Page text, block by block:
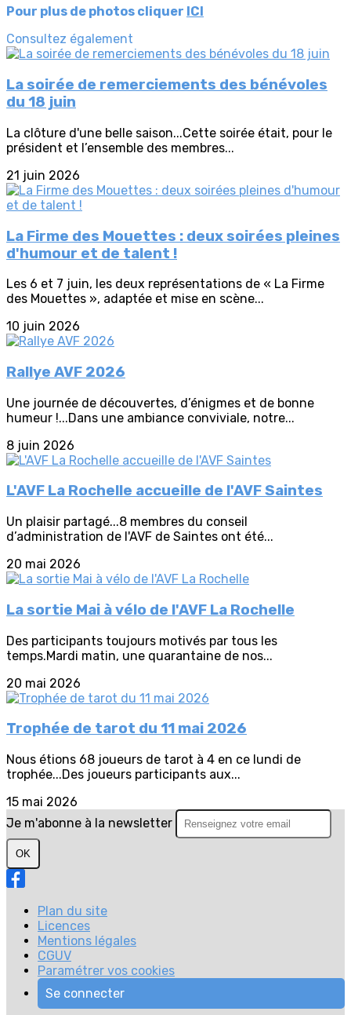
Pour plus de photos cliquer ICI
Consultez également
La soirée de remerciements des bénévoles
du 18 juin
La clôture d'une belle saison...Cette soirée était, pour le
président et l’ensemble des membres...
21 juin 2026
La Firme des Mouettes : deux soirées pleines
d'humour et de talent !
Les 6 et 7 juin, les deux représentations de « La Firme
des Mouettes », adaptée et mise en scène...
10 juin 2026
Rallye AVF 2026
Une journée de découvertes, d’énigmes et de bonne
humeur !...Dans une ambiance conviviale, notre...
8 juin 2026
L'AVF La Rochelle accueille de l'AVF Saintes
Un plaisir partagé...8 membres du conseil
d’administration de l'AVF de Saintes ont été...
20 mai 2026
La sortie Mai à vélo de l'AVF La Rochelle
Des participants toujours motivés par tous les
temps.Mardi matin, une quarantaine de nos...
20 mai 2026
Trophée de tarot du 11 mai 2026
Nous étions 68 joueurs de tarot à 4 en ce lundi de
trophée...Des joueurs participants aux...
15 mai 2026
Je m'abonne à la newsletter
OK
Plan du site
Licences
Mentions légales
CGUV
Paramétrer vos cookies
Se connecter